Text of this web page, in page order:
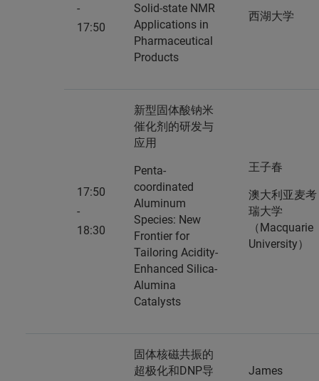
-
17:50
Solid-state NMR
Applications in
Pharmaceutical
Products
西湖大学
17:50
-
18:30
新型固体酸钠米
催化剂的研发与
应用
Penta-
coordinated
Aluminum
Species: New
Frontier for
Tailoring Acidity-
Enhanced Silica-
Alumina
Catalysts
王子春
澳大利亚麦考
瑞大学
（Macquarie
University）
固体核磁共振的
超极化和DNP导
James